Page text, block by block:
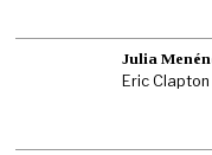
Julia
Eric